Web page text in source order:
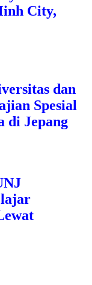
City,
dan
Spesial
di Jepang